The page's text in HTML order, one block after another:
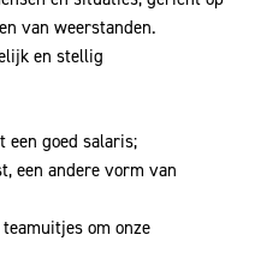
van weerstanden.
en stellig
een goed salaris;
een andere vorm van
om onze